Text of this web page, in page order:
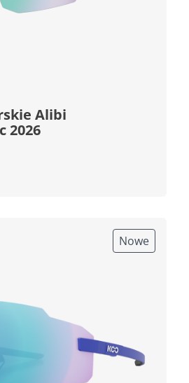
Alibi
2026
Nowe